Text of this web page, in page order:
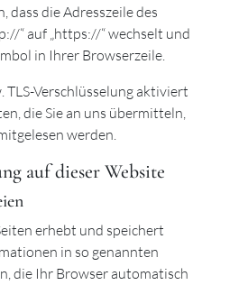
dass die Adresszeile des
“ auf „https://“ wechselt und
in Ihrer Browserzeile.
TLS-Verschlüsselung aktiviert
die Sie an uns übermitteln,
werden.
auf dieser Website
erhebt und speichert
in so genannten
die Ihr Browser automatisch